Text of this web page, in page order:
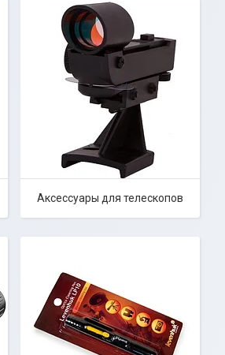
Аксессуары для телескопов